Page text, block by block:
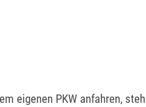
eigenen PKW anfahren,